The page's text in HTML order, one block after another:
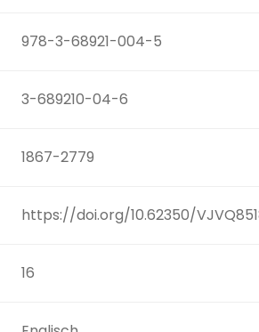
978-3-68921-004-5
3-689210-04-6
1867-2779
https://doi.org/10.62350/
16